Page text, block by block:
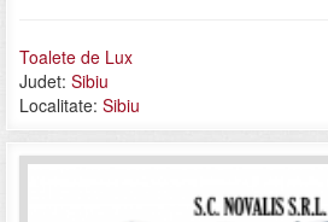
Toalete de Lux
Judet: Sibiu
Localitate: Sibiu